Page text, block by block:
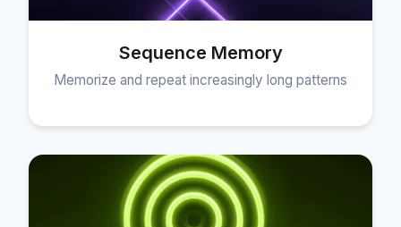
Sequence Memory
Memorize and repeat increasingly long patterns